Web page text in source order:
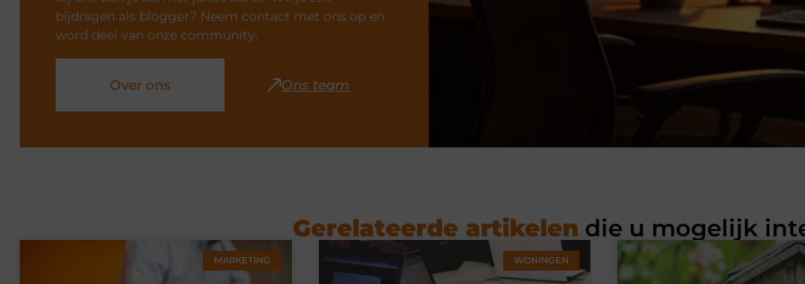
bijdragen als blogger? Neem contact met ons op en
word deel van onze community.
Over ons Ons team
Gerelateerde artikelen die u mogelijk
MARKETING WONINGEN